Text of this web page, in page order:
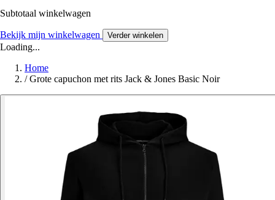
Subtotaal winkelwagen
Bekijk mijn winkelwagen Verder winkelen
Loading...
Home
/ Grote capuchon met rits Jack & Jones Basic Noir